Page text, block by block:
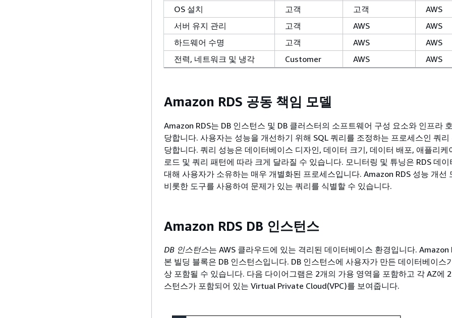
OS 설치
고객 고객
AWS
서버 유지 관리
고객 AWS
AWS
하드웨어 수명
고객 AWS
AWS
전력, 네트워크 및 냉각
Customer AWS AWS
Amazon RDS 공동 책임 모델
Amazon RDS는 DB 인스턴스 및 DB 클러스터의 소프트웨어 구성 요소와 인프라
당합니다. 사용자는 성능을 개선하기 위해 SQL 쿼리를 조정하는 프로세스인 쿼리
당합니다. 쿼리 성능은 데이터베이스 디자인, 데이터 크기, 데이터 배포, 애플리케
로드 및 쿼리 패턴에 따라 크게 달라질 수 있습니다. 모니터링 및 튜닝은 RDS 데이
대해 사용자가 소유하는 매우 개별화된 프로세스입니다. Amazon RDS 성능 개선
비롯한 도구를 사용하여 문제가 있는 쿼리를 식별할 수 있습니다.
Amazon RDS DB 인스턴스
DB 인스턴스는 AWS 클라우드에 있는 격리된 데이터베이스 환경입니다. Amazon
본 빌딩 블록은 DB 인스턴스입니다. DB 인스턴스에 사용자가 만든 데이터베이스
상 포함될 수 있습니다. 다음 다이어그램은 2개의 가용 영역을 포함하고 각 AZ에
스턴스가 포함되어 있는 Virtual Private Cloud(VPC)를 보여줍니다.